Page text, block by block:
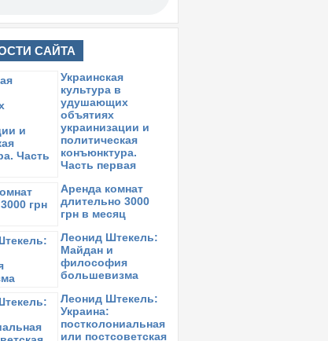
САЙТА
Украинская
культура в
удушающих
объятиях
украинизации и
политическая
конъюнктура.
Часть первая
Аренда комнат
длительно 3000
грн в месяц
Леонид Штекель:
Майдан и
философия
большевизма
Леонид Штекель:
Украина:
постколониальная
или постсоветская